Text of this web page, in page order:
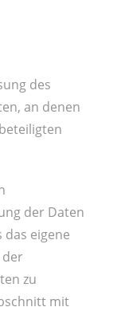
des
an denen
der Daten
das eigene
der
zu
mit